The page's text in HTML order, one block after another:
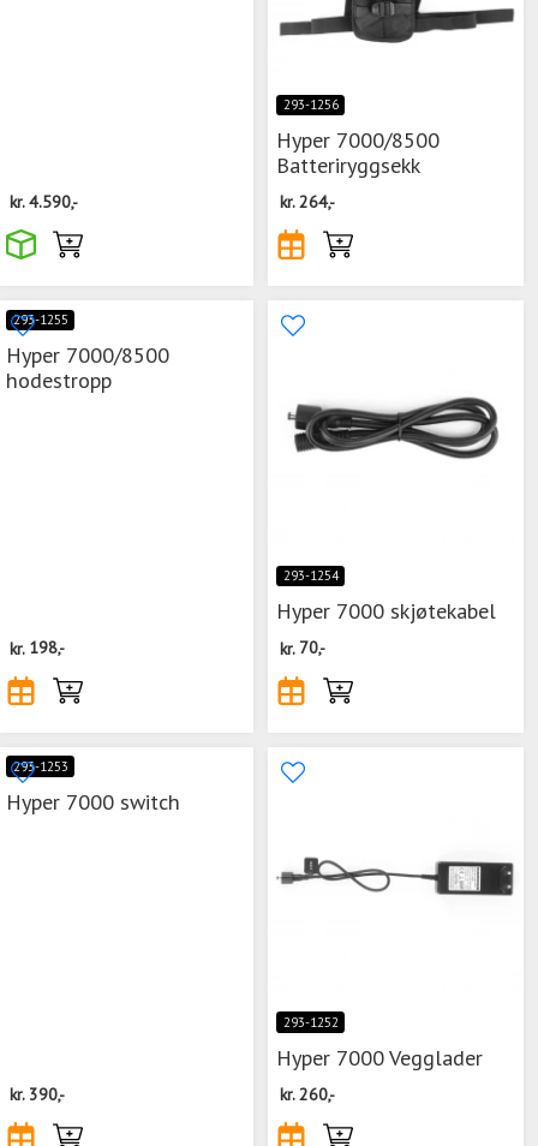
kr.4.590,-
293-1256
Hyper 7000/8500
Batteriryggsekk
kr.264,-
293-1255
Hyper 7000/8500
hodestropp
kr. 198,-
293-1254
Hyper 7000 skjøtekabel
kr. 70,-
293-1253
Hyper 7000 switch
kr. 390,-
293-1252
Hyper 7000 Vegglader
kr.260,-